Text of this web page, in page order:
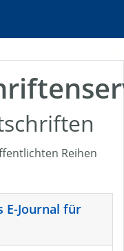
Reihen
E-Journal für